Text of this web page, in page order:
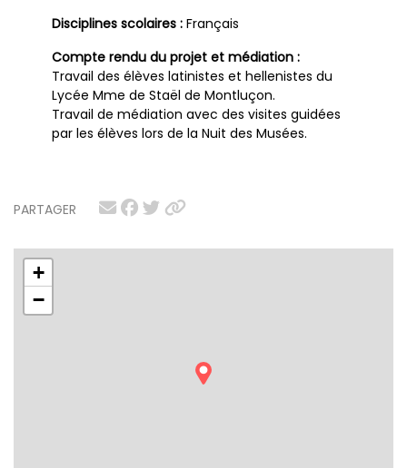
PARTAGER
+
−
Disciplines scolaires : Français
Compte rendu du projet et médiation :
Travail des élèves latinistes et hellenistes du
Lycée Mme de Staël de Montluçon.
Travail de médiation avec des visites guidées
par les élèves lors de la Nuit des Musées.